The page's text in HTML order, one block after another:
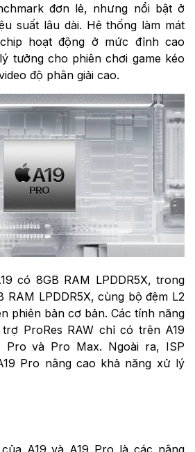
đơn lẻ, nhưng nổi bật ở
suất lâu dài. Hệ thống làm mát
hoạt động ở mức đỉnh cao
tưởng cho phiên chơi game kéo
độ phân giải cao.
có 8GB RAM LPDDR5X, trong
RAM LPDDR5X, cùng bộ đệm L2
phiên bản cơ bản. Các tính năng
ProRes RAW chỉ có trên A19
Pro và Pro Max. Ngoài ra, ISP
Pro nâng cao khả năng xử lý